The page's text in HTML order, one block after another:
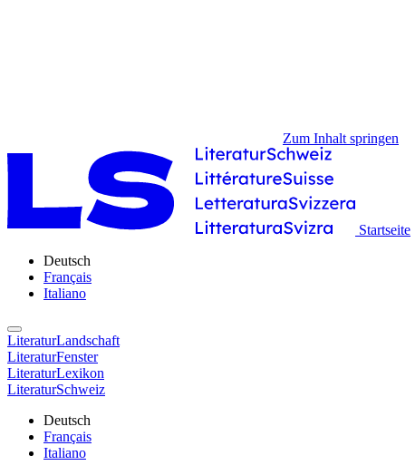
Zum Inhalt springen
Startseite
Deutsch
Français
Italiano
LiteraturLandschaft
LiteraturFenster
LiteraturLexikon
LiteraturSchweiz
Deutsch
Français
Italiano